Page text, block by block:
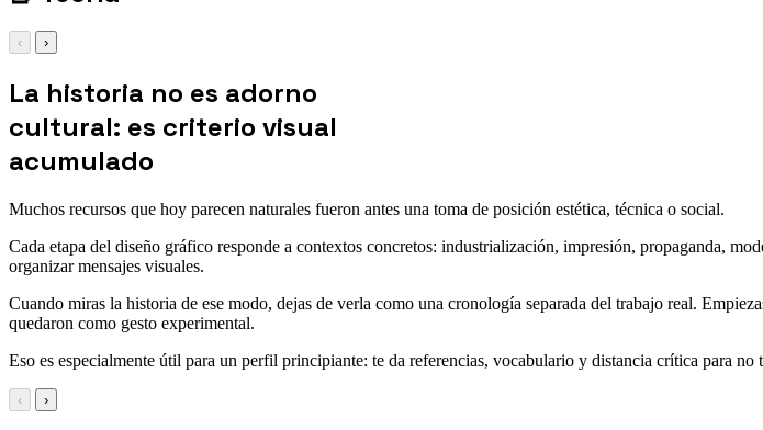
‹ ›
La historia no es adorno
cultural: es criterio visual
acumulado
Muchos recursos que hoy parecen naturales fueron antes una toma de posición estética, técnica o social.
Cada etapa del diseño gráfico responde a contextos concretos: industrialización, impresión, propaganda,
organizar mensajes visuales.
Cuando miras la historia de ese modo, dejas de verla como una cronología separada del trabajo real.
quedaron como gesto experimental.
Eso es especialmente útil para un perfil principiante: te da referencias, vocabulario y distancia crítica para no
‹ ›